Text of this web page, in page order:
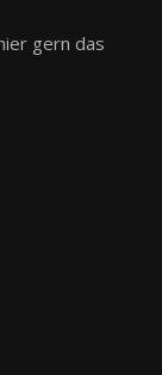
gern das